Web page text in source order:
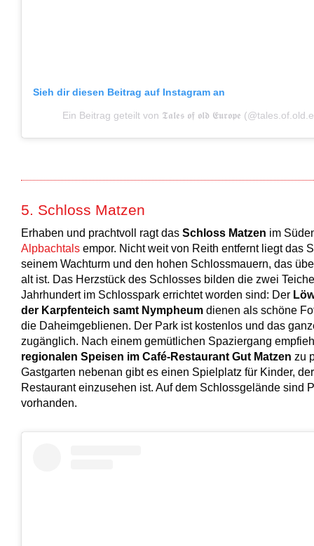
Sieh dir diesen Beitrag auf Instagram an
Ein Beitrag geteilt von 𝕿𝖆𝖑𝖊𝖘 𝖔𝖋 𝖔𝖑𝖉 𝕰𝖚𝖗𝖔𝖕𝖊
5. Schloss Matzen
Erhaben und prachtvoll ragt das Schloss Matzen im
Alpbachtals empor. Nicht weit von Reith entfernt liegt das
seinem Wachturm und den hohen Schlossmauern, das
alt ist. Das Herzstück des Schlosses bilden die zwei
Jahrhundert im Schlosspark errichtet worden sind: Der
der Karpfenteich samt Nympheum dienen als schöne
die Daheimgeblienen. Der Park ist kostenlos und das
zugänglich. Nach einem gemütlichen Spaziergang
regionalen Speisen im Café-Restaurant Gut Matzen zu
Gastgarten nebenan gibt es einen Spielplatz für Kinder,
Restaurant einzusehen ist. Auf dem Schlossgelände sind
vorhanden.